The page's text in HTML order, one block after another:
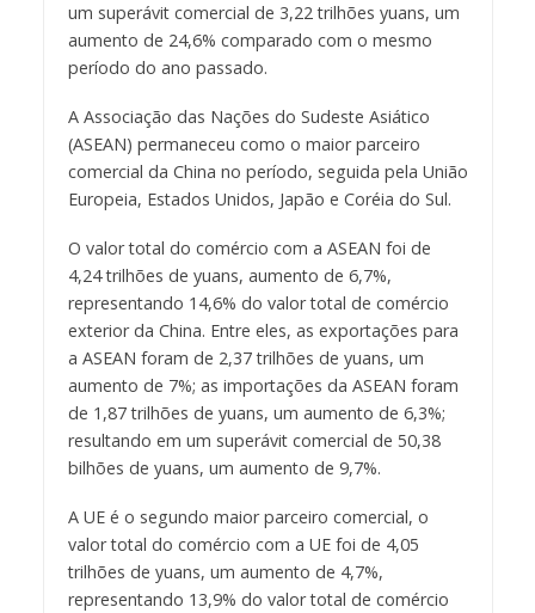
um superávit comercial de 3,22 trilhões yuans, um
aumento de 24,6% comparado com o mesmo
período do ano passado.
A Associação das Nações do Sudeste Asiático
(ASEAN) permaneceu como o maior parceiro
comercial da China no período, seguida pela União
Europeia, Estados Unidos, Japão e Coréia do Sul.
O valor total do comércio com a ASEAN foi de
4,24 trilhões de yuans, aumento de 6,7%,
representando 14,6% do valor total de comércio
exterior da China. Entre eles, as exportações para
a ASEAN foram de 2,37 trilhões de yuans, um
aumento de 7%; as importações da ASEAN foram
de 1,87 trilhões de yuans, um aumento de 6,3%;
resultando em um superávit comercial de 50,38
bilhões de yuans, um aumento de 9,7%.
A UE é o segundo maior parceiro comercial, o
valor total do comércio com a UE foi de 4,05
trilhões de yuans, um aumento de 4,7%,
representando 13,9% do valor total de comércio